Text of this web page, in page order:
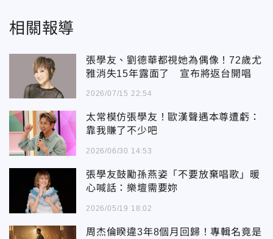
相關報導
張學友、劉德華都視她為偶像！72歲尤
雅消失15年露面了 宣布將返台開唱
2026/07/15 22:54
太常模仿張學友！歐漢聲遇本尊遭虧：
靠我賺了不少吧
2026/06/30 14:53
張學友鼓勵孫燕姿「不要放棄唱歌」暖
心喊話：樂壇需要妳
2026/05/19 18:02
周杰倫睽違3年8個月回歸！專輯名竟是